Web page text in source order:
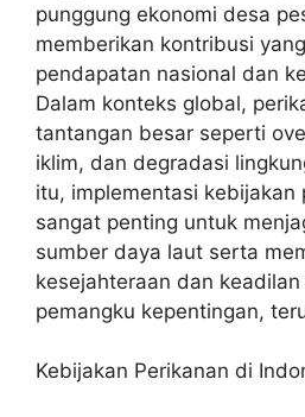
punggung ekonomi desa
memberikan kontribusi
pendapatan nasional dan
Dalam konteks global,
tantangan besar seperti
iklim, dan degradasi
itu, implementasi kebijakan
sangat penting untuk
sumber daya laut serta
kesejahteraan dan
pemangku kepentingan,
Kebijakan Perikanan di